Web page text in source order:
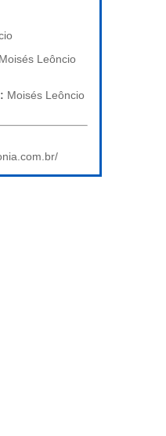
Moisés Leôncio
Moisés Leôncio